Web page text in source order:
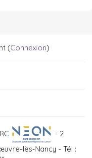
(Connexion)
- 2
lès-Nancy - Tél :